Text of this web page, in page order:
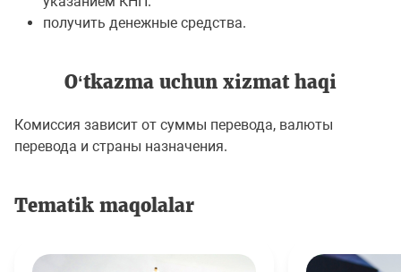
получить денежные средства.
O‘tkazma uchun хizmat haqi
Комиссия зависит от суммы перевода, валюты
перевода и страны назначения.
Tematik maqolalar